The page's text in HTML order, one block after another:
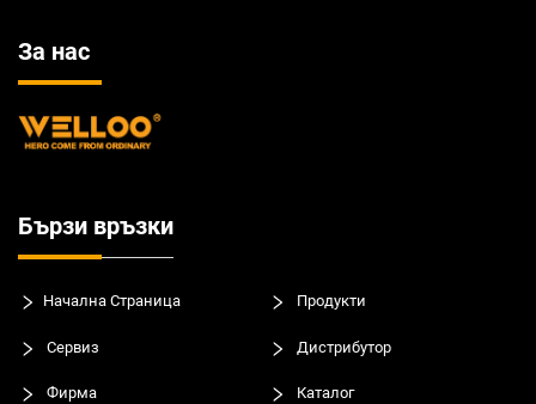
За нас
Бързи връзки
Начална Страница Продукти
Сервиз Дистрибутор
Фирма Каталог